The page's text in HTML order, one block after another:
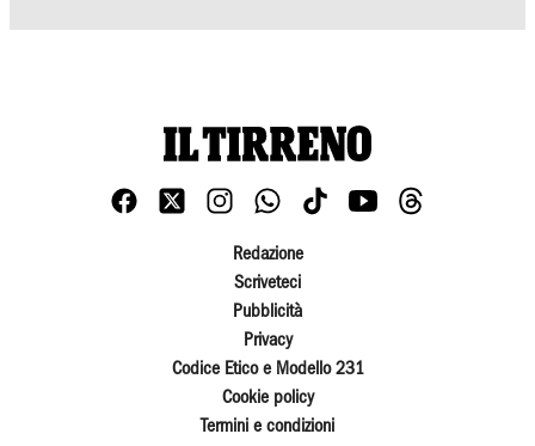
Redazione
Scriveteci
Pubblicità
Privacy
Codice Etico e Modello 231
Cookie policy
Termini e condizioni